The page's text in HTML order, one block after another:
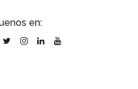
en: